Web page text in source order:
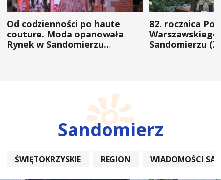
Od codzienności po haute
couture. Moda opanowała
Rynek w Sandomierzu
82. rocznica
Warszawskiego
Sandomierzu
Sandomierz
ŚWIĘTOKRZYSKIE REGION WIADOMOŚCI